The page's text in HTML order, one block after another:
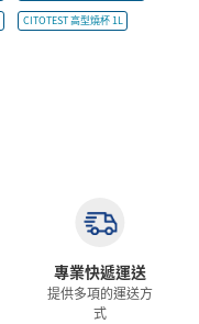
CITOTEST 高型燒杯 1L
專業快遞運送
提供多項的運送方
式